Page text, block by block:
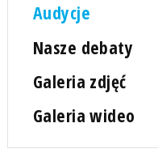
Audycje
Nasze debaty
Galeria zdjęć
Galeria wideo